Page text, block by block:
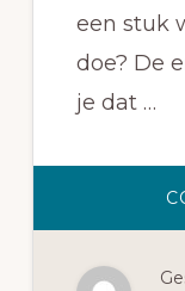
een stuk
doe? De
je dat …